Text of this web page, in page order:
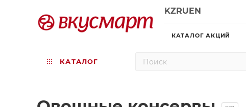
KZRUEN
КАТАЛОГ АКЦИЙ
КАТАЛОГ